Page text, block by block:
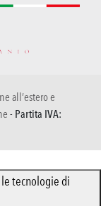
all’estero e
- Partita IVA:
tecnologie di